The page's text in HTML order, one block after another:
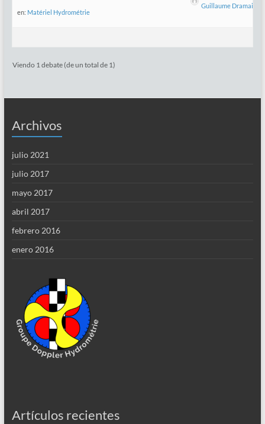
en: Matériel Hydrométrie
Guillaume Dramais
Viendo 1 debate (de un total de 1)
Archivos
julio 2021
julio 2017
mayo 2017
abril 2017
febrero 2016
enero 2016
Artículos recientes